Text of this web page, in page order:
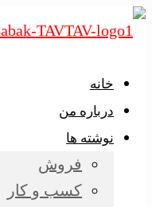
خانه
درباره من
نوشته ها
فروش
کسب و کار